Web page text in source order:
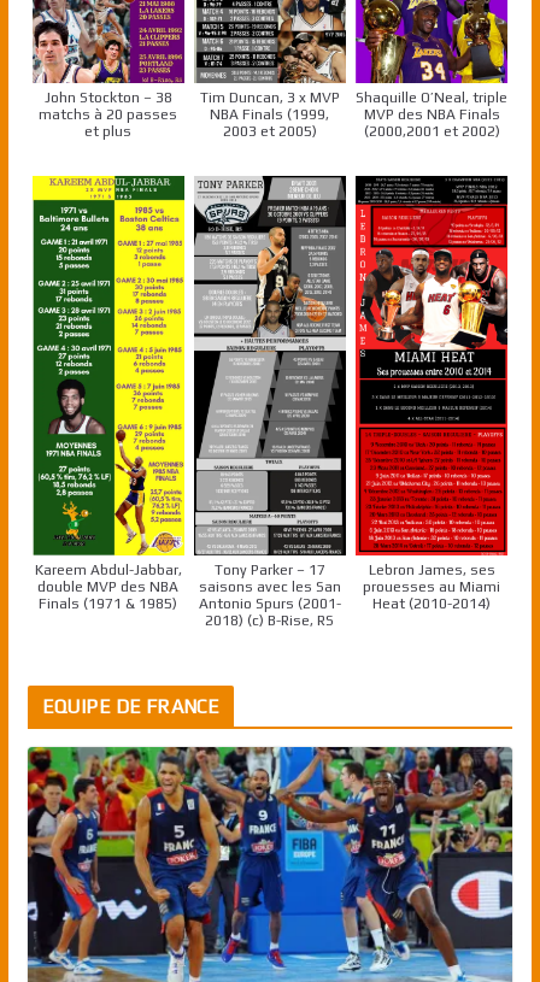
John Stockton – 38
matchs à 20 passes
et plus
Tim Duncan, 3 x MVP
NBA Finals (1999,
2003 et 2005)
Shaquille O’Neal, triple
MVP des NBA Finals
(2000,2001 et 2002)
Kareem Abdul-Jabbar,
double MVP des NBA
Finals (1971 & 1985)
Tony Parker – 17
saisons avec les San
Antonio Spurs (2001-
2018) (c) B-Rise, RS
Lebron James, ses
prouesses au Miami
Heat (2010-2014)
EQUIPE DE FRANCE